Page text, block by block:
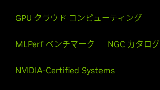
GPU クラウド コンピューティング
MLPerf ベンチマーク NGC カタログ
NVIDIA-Certified Systems